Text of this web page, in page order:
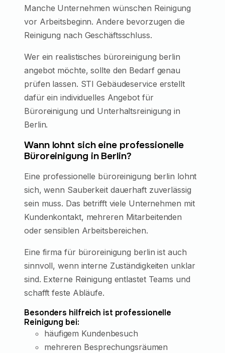
Manche Unternehmen wünschen Reinigung
vor Arbeitsbeginn. Andere bevorzugen die
Reinigung nach Geschäftsschluss.
Wer ein realistisches büroreinigung berlin
angebot möchte, sollte den Bedarf genau
prüfen lassen. STI Gebäudeservice erstellt
dafür ein individuelles Angebot für
Büroreinigung und Unterhaltsreinigung in
Berlin.
Wann lohnt sich eine professionelle
Büroreinigung in Berlin?
Eine professionelle büroreinigung berlin lohnt
sich, wenn Sauberkeit dauerhaft zuverlässig
sein muss. Das betrifft viele Unternehmen mit
Kundenkontakt, mehreren Mitarbeitenden
oder sensiblen Arbeitsbereichen.
Eine firma für büroreinigung berlin ist auch
sinnvoll, wenn interne Zuständigkeiten unklar
sind. Externe Reinigung entlastet Teams und
schafft feste Abläufe.
Besonders hilfreich ist professionelle
Reinigung bei:
häufigem Kundenbesuch
mehreren Besprechungsräumen